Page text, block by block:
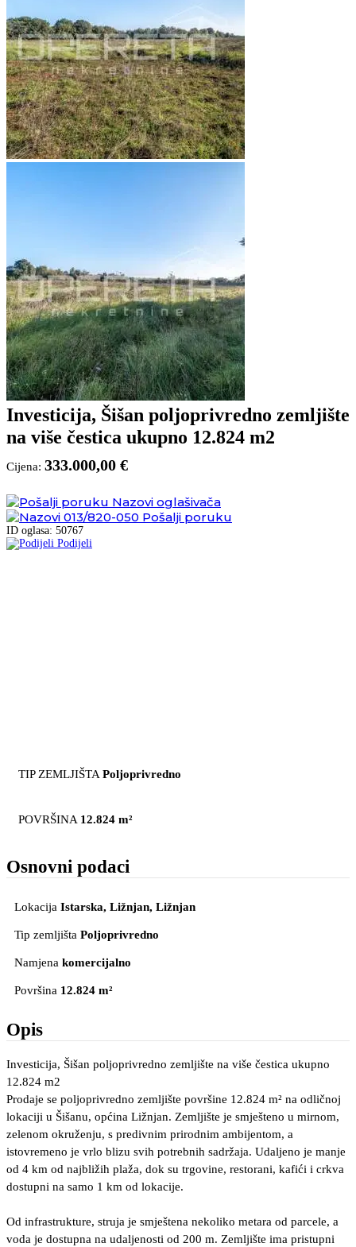
Investicija, Šišan poljoprivredno zemljište
na više čestica ukupno 12.824 m2
Cijena: 333.000,00 €
Nazovi oglašivača
013/820-050 Pošalji poruku
ID oglasa: 50767
Podijeli
TIP ZEMLJIŠTA Poljoprivredno
POVRŠINA 12.824 m²
Osnovni podaci
Lokacija Istarska, Ližnjan, Ližnjan
Tip zemljišta Poljoprivredno
Namjena komercijalno
Površina 12.824 m²
Opis
Investicija, Šišan poljoprivredno zemljište na više čestica ukupno
12.824 m2
Prodaje se poljoprivredno zemljište površine 12.824 m² na odličnoj
lokaciji u Šišanu, općina Ližnjan. Zemljište je smješteno u mirnom,
zelenom okruženju, s predivnim prirodnim ambijentom, a
istovremeno je vrlo blizu svih potrebnih sadržaja. Udaljeno je manje
od 4 km od najbližih plaža, dok su trgovine, restorani, kafići i crkva
dostupni na samo 1 km od lokacije.
Od infrastrukture, struja je smještena nekoliko metara od parcele, a
voda je dostupna na udaljenosti od 200 m. Zemljište ima pristupni